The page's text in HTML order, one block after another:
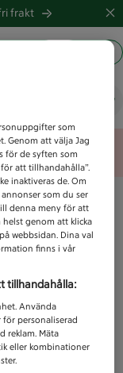
frakt
som
Genom att välja Jag
för de syften som
att tillhandahålla”.
inaktiveras de. Om
som du ser
denna meny för att
genom att klicka
webbsidan. Dina val
finns i vår
tillhandahålla:
Använda
för personaliserad
reklam. Mäta
eller kombinationer